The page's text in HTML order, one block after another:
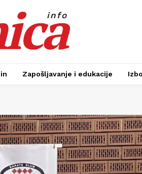
info
Zapošljavanje i edukacije